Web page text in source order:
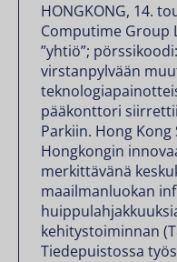
HONGKONG, 14.
Computime Group
”yhtiö”;
virstanpylvään
pääkonttori
Parkiin. Hong
Hongkongin
merkittävänä
maailmanluokan
kehitystoiminnan
Tiedepuistossa